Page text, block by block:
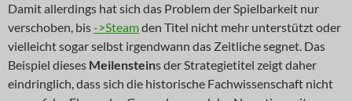
Damit allerdings hat sich das Problem der Spielbarkeit nur
verschoben, bis->Steamden Titel nicht mehr unterstützt oder
vielleicht sogar selbst irgendwann das Zeitliche segnet. Das
Beispiel dieses Meilensteins der Strategietitel zeigt daher
eindringlich, dass sich die historische Fachwissenschaft nicht